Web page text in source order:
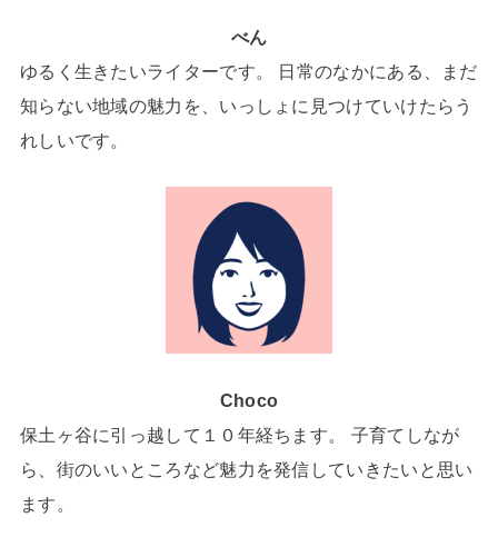
べん
ゆるく生きたいライターです。 日常のなかにある、まだ
知らない地域の魅力を、いっしょに見つけていけたらう
れしいです。
Choco
保土ヶ谷に引っ越して１０年経ちます。 子育てしなが
ら、街のいいところなど魅力を発信していきたいと思い
ます。